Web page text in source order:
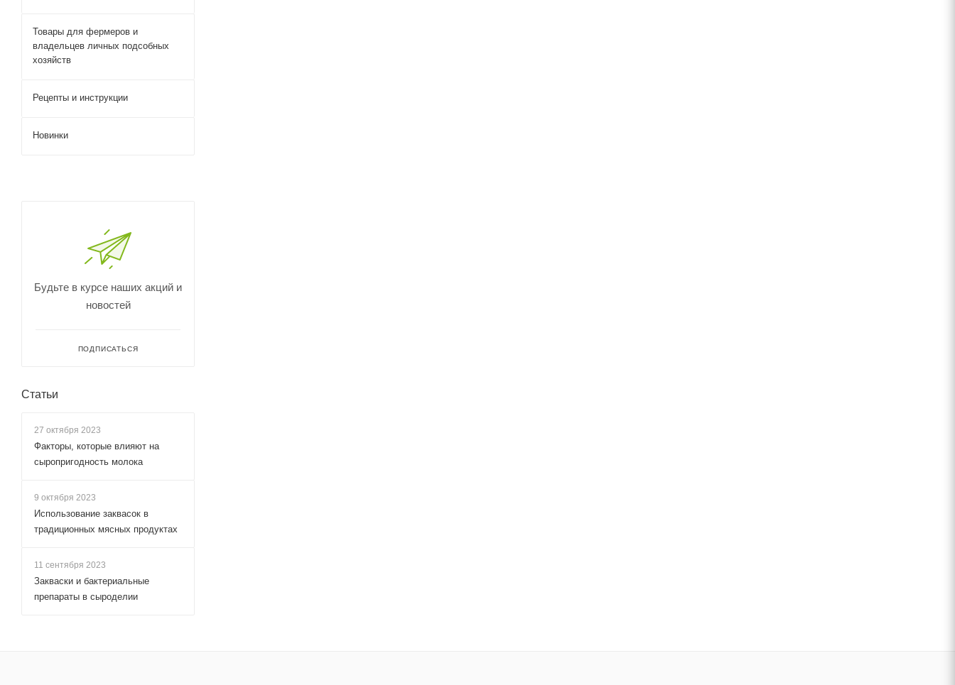
Товары для фермеров и
владельцев личных подсобных
хозяйств
Рецепты и инструкции
Новинки
Будьте в курсе наших акций и
новостей
ПОДПИСАТЬСЯ
Статьи
27 октября 2023
Факторы, которые влияют на
сыропригодность молока
9 октября 2023
Использование заквасок в
традиционных мясных продуктах
11 сентября 2023
Закваски и бактериальные
препараты в сыроделии